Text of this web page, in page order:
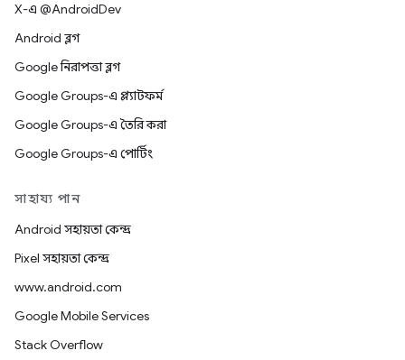
X-এ @AndroidDev
Android ব্লগ
Google নিরাপত্তা ব্লগ
Google Groups-এ প্ল্যাটফর্ম
Google Groups-এ তৈরি করা
Google Groups-এ পোর্টিং
সাহায্য পান
Android সহায়তা কেন্দ্র
Pixel সহায়তা কেন্দ্র
www.android.com
Google Mobile Services
Stack Overflow